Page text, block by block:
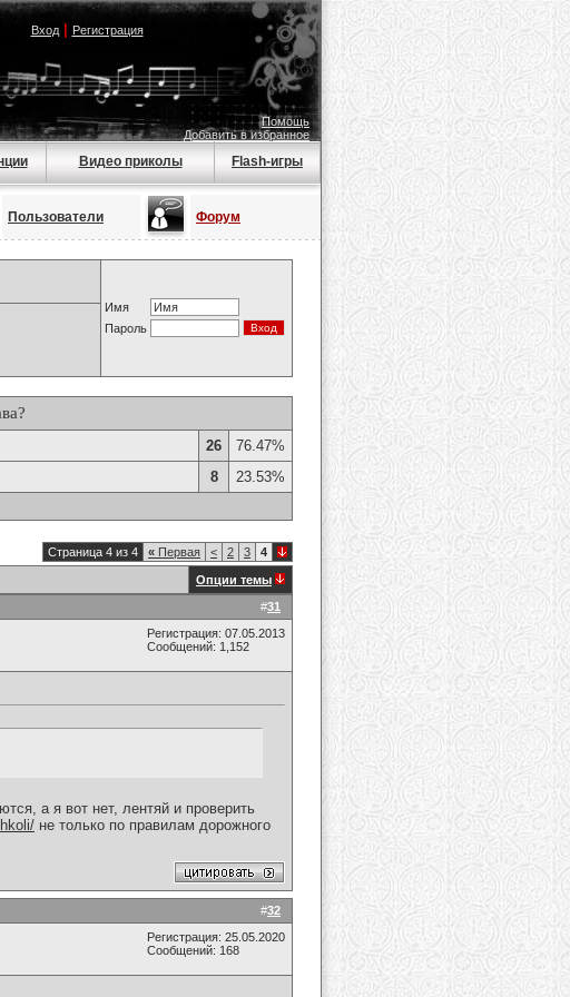
Вход| Регистрация
Помощь
Добавить в избранное
Видео приколы Flash-игры
Пользователи Форум
Имя
Пароль
26
76.47%
8 23.53%
Страница 4 из 4 « Первая < 2 3 4
Опции темы
#31
Регистрация: 07.05.2013
Сообщений: 1,152
а я вот нет, лентяй и проверить
не только по правилам дорожного
#32
Регистрация: 25.05.2020
Сообщений: 168